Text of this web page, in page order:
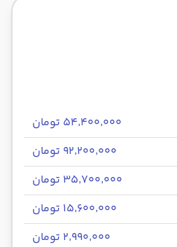
۵۴٬۴۰۰٬۰۰۰ تومان
۹۲٬۲۰۰٬۰۰۰ تومان
۳۵٬۷۰۰٬۰۰۰ تومان
۱۵٬۶۰۰٬۰۰۰ تومان
۲٬۹۹۰٬۰۰۰ تومان